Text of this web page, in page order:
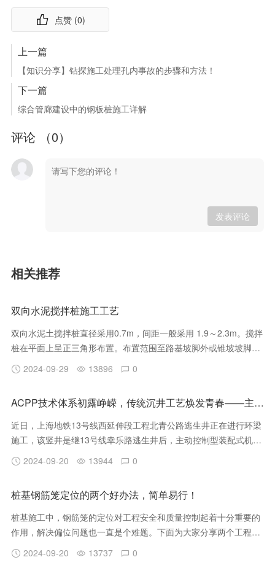
点赞 (0)
上一篇
【知识分享】钻探施工处理孔内事故的步骤和方法！
下一篇
综合管廊建设中的钢板桩施工详解
评论 （0）
发表评论
相关推荐
双向水泥搅拌桩施工工艺
双向水泥土搅拌桩直径采用0.7m，间距一般采用 1.9～2.3m。搅拌
桩在平面上呈正三角形布置。布置范围至路基坡脚外或锥坡坡脚
外。2024-09-29 13896 0
ACPP技术体系初露峥嵘，传统沉井工艺焕发青春——主动控制型装配式沉井工法再次应用
近日，上海地铁13号线西延伸段工程北青公路逃生井正在进行环梁
施工，该竖井是继13号线幸乐路逃生井后，主动控制型装配式机械
化沉井ACPP(Active Control Precast Press-in Shaft)的又一工程应
用。
2024-09-20 13944 0
桩基钢筋笼定位的两个好办法，简单易行！
桩基施工中，钢筋笼的定位对工程安全和质量控制起着十分重要的
作用，解决偏位问题也一直是个难题。下面为大家分享两个工程案
例，分别看一下现场施工人员是如何集思广益，通过简单易行的办
法，解决钢筋笼偏位问题！
2024-09-20 13737 0